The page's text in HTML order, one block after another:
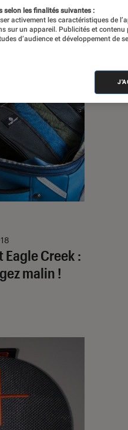
Creek :
malin !
selon les finalités suivantes :
activement les caractéristiques de
sur un appareil. Publicités et contenu
d’audience et développement de